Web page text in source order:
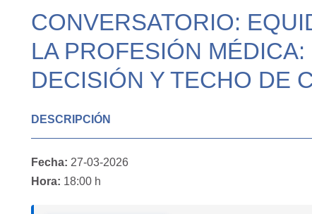
CONVERSATORIO:
LA PROFESIÓN
DECISIÓN Y TECHO DE
DESCRIPCIÓN
Fecha: 27-03-2026
Hora: 18:00 h